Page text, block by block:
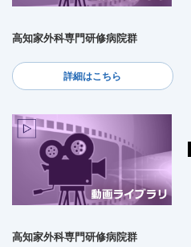
高知家外科専門研修病院群
詳細はこちら
高知家外科専門研修病院群